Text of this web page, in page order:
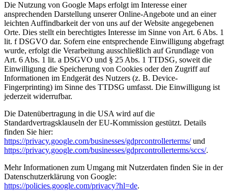
Die Nutzung von Google Maps erfolgt im Interesse einer
ansprechenden Darstellung unserer Online-Angebote und an einer
leichten Auffindbarkeit der von uns auf der Website angegebenen
Orte. Dies stellt ein berechtigtes Interesse im Sinne von Art. 6 Abs. 1
lit. f DSGVO dar. Sofern eine entsprechende Einwilligung abgefragt
wurde, erfolgt die Verarbeitung ausschließlich auf Grundlage von
Art. 6 Abs. 1 lit. a DSGVO und § 25 Abs. 1 TTDSG, soweit die
Einwilligung die Speicherung von Cookies oder den Zugriff auf
Informationen im Endgerät des Nutzers (z. B. Device-
Fingerprinting) im Sinne des TTDSG umfasst. Die Einwilligung ist
jederzeit widerrufbar.
Die Datenübertragung in die USA wird auf die
Standardvertragsklauseln der EU-Kommission gestützt. Details
finden Sie hier:
https://privacy.google.com/businesses/gdprcontrollerterms/und
https://privacy.google.com/businesses/gdprcontrollerterms/sccs/.
Mehr Informationen zum Umgang mit Nutzerdaten finden Sie in der
Datenschutzerklärung von Google:
https://policies.google.com/privacy?hl=de.